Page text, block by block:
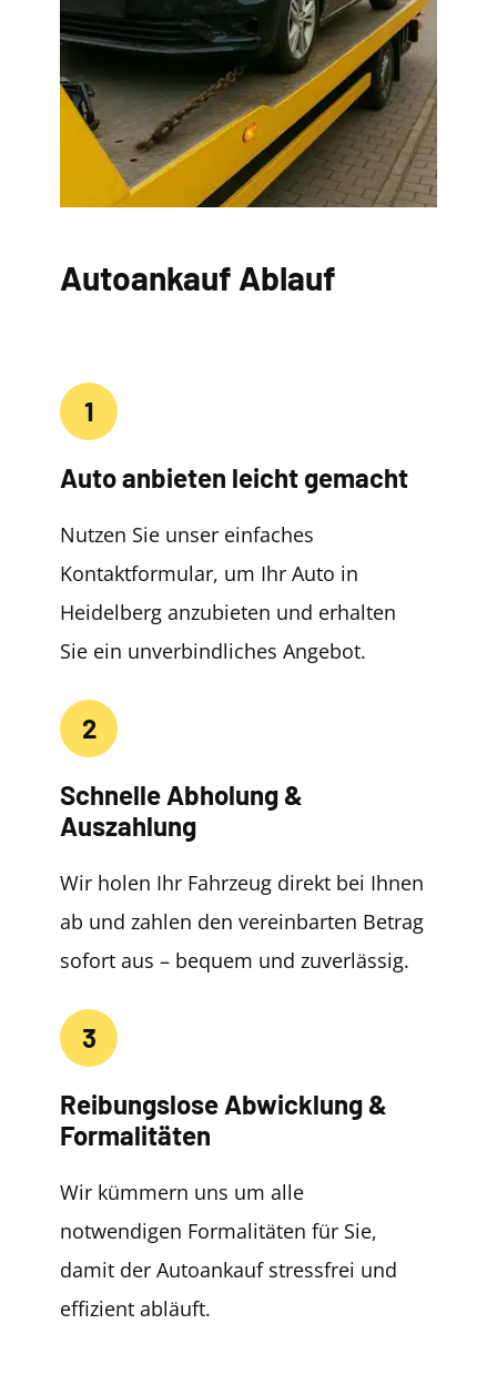
Autoankauf Ablauf
1
Auto anbieten leicht gemacht
Nutzen Sie unser einfaches
Kontaktformular, um Ihr Auto in
Heidelberg anzubieten und erhalten
Sie ein unverbindliches Angebot.
2
Schnelle Abholung &
Auszahlung
Wir holen Ihr Fahrzeug direkt bei Ihnen
ab und zahlen den vereinbarten Betrag
sofort aus – bequem und zuverlässig.
3
Reibungslose Abwicklung &
Formalitäten
Wir kümmern uns um alle
notwendigen Formalitäten für Sie,
damit der Autoankauf stressfrei und
effizient abläuft.